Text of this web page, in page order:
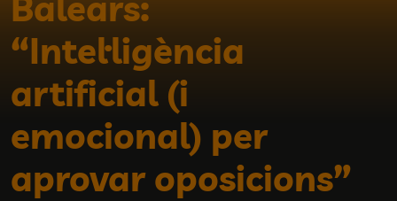
“Intel·ligència
artificial (i
emocional) per
aprovar oposicions”